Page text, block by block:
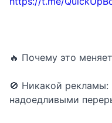
🔥 Почему это
🚫 Никакой
надоедливыми